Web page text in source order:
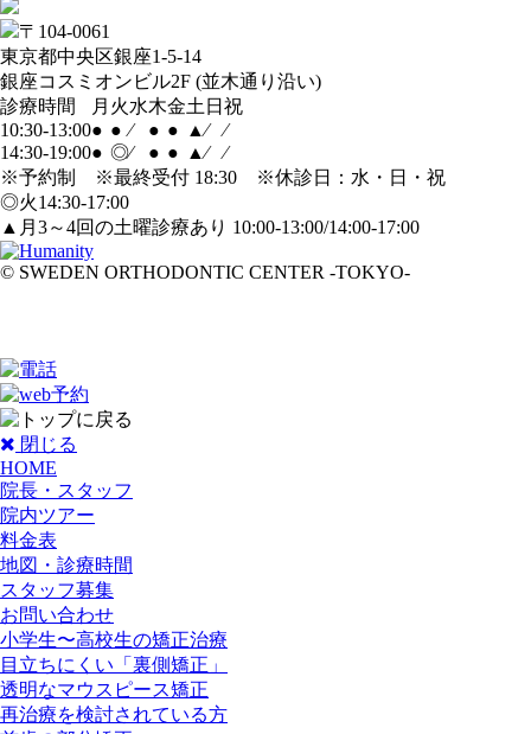
〒104-0061
東京都中央区銀座1-5-14
銀座コスミオンビル2F (並木通り沿い)
診療時間
月 火水木金土 日 祝
10:30-13:00● ● ⁄ ● ● ▲⁄
⁄
14:30-19:00● ◎⁄ ● ● ▲⁄
⁄
※予約制 ※最終受付 18:30 ※休診日：水・日・祝
◎火14:30-17:00
▲月3～4回の土曜診療あり 10:00-13:00/14:00-17:00
© SWEDEN ORTHODONTIC CENTER -TOKYO-
閉じる
HOME
院長・スタッフ
院内ツアー
料金表
地図・診療時間
スタッフ募集
お問い合わせ
小学生〜高校生の矯正治療
目立ちにくい「裏側矯正」
透明なマウスピース矯正
再治療を検討されている方